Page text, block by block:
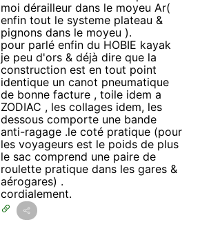
moi dérailleur dans le moyeu Ar(
enfin tout le systeme plateau &
pignons dans le moyeu ).
pour parlé enfin du HOBIE kayak
je peu d'ors & déjà dire que la
construction est en tout point
identique un canot pneumatique
de bonne facture , toile idem a
ZODIAC , les collages idem, les
dessous comporte une bande
anti-ragage .le coté pratique (pour
les voyageurs est le poids de plus
le sac comprend une paire de
roulette pratique dans les gares &
aérogares) .
cordialement.